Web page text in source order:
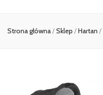
Strona główna/Sklep /Hartan /